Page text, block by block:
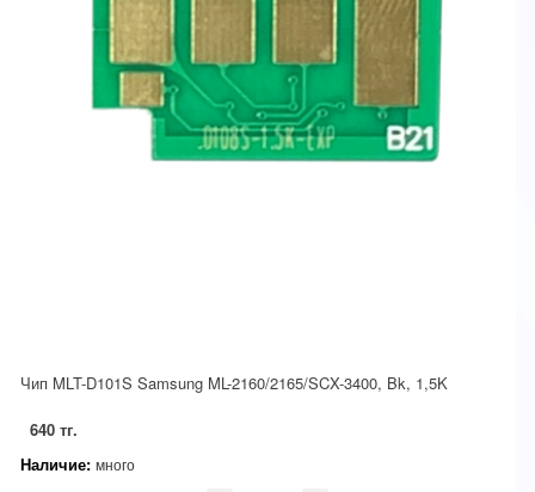
Чип MLT-D101S Samsung ML-2160/2165/SCX-3400, Bk, 1,5K
640 тг.
Наличие: много